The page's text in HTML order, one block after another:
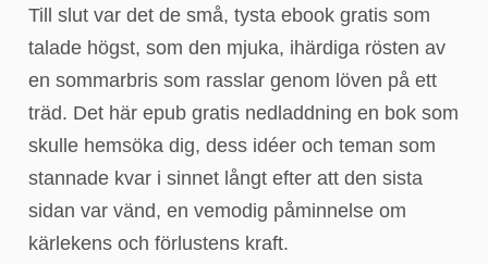
Till slut var det de små, tysta ebook gratis som
talade högst, som den mjuka, ihärdiga rösten av
en sommarbris som rasslar genom löven på ett
träd. Det här epub gratis nedladdning en bok som
skulle hemsöka dig, dess idéer och teman som
stannade kvar i sinnet långt efter att den sista
sidan var vänd, en vemodig påminnelse om
kärlekens och förlustens kraft.